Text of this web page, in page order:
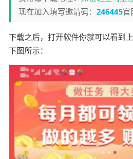
现在加入填写邀请码： 246445官
下载之后，打开软件你就可以看到
下图所示：